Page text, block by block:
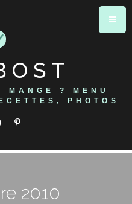
MANGE ? MENU
PHOTOS
2010